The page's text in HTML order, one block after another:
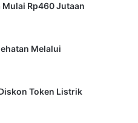
Mulai Rp460 Jutaan
Melalui
Token Listrik